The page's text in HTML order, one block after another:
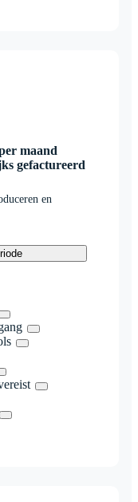
maand
gefactureerd
en